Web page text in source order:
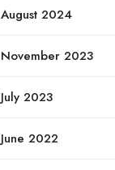
August 2024
November 2023
July 2023
June 2022